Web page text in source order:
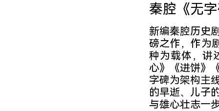
综合评估报告合作伙伴
秦腔《无
新编秦腔历史
磅之作，作为
种为载体，讲
心》《进饼》
字碑为架构主
的早逝、儿子
与雄心壮志一